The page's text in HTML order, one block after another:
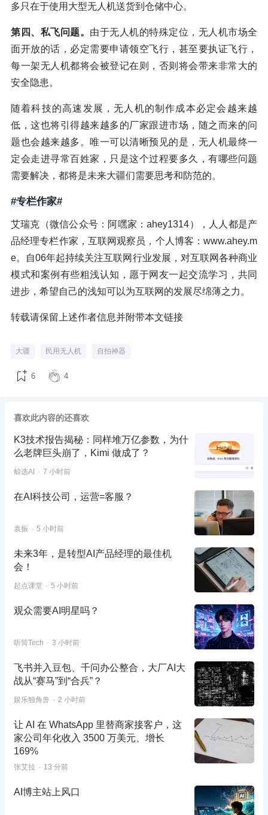
多只在于使用大型无人机送货到仓储中心。
第四、私飞问题。 由于无人机的特殊定位，无人机市场全
面开放的话，必定需要申请领空飞行，甚至要执证飞行，
每一架无人机都将会被登记在则，否则将会带来非常大的
安全隐患。
随着科技的高速发展，无人机的制作成本必定会越来越
低，这也将引得越来越多的厂家跟进市场，随之而来的问
题也会越来越多。唯一可以清晰预见的是，无人机最终一
定会走进寻常百姓家，只是这个过程要多久，有哪些问题
需要解决，都将是未来大疆们需要思考和防范的。
#专栏作家#
艾瑞克（微信公众号：阿嘿家：ahey1314），人人都是产
品经理专栏作家，互联网观察员，个人博客：www.ahey.m
e。自06年起持续关注互联网行业发展，对互联网各种商业
模式和案例有些粗浅认知，愿于网友一起交流学习，共同
进步，希望自己的浅知可以为互联网的发展尽绵薄之力。
转载请保留上述作者信息并附带本文链接
大疆 民用无人机 自拍神器
6 4
喜欢此内容的还喜欢
K3技术报告揭秘：同样堆万亿参数，为什
么老牌巨头崩了，Kimi 做成了？
鲸选AI 7 小时前
在AI科技公司，运营=客服？
袁振 5 小时前
未来3年，是转型AI产品经理的最佳机
会！
起点课堂 5 小时前
观众需要AI明星吗？
听筒Tech 3 小时前
飞书并入豆包、千问办公整合，大厂AI大
战从“赛马”到“合兵”？
娱乐独角兽 2 小时前
让 AI 在 WhatsApp 里替商家接客户，这
家公司年化收入 3500 万美元、增长
169%
张艾拉 13 分前
AI博主站上风口